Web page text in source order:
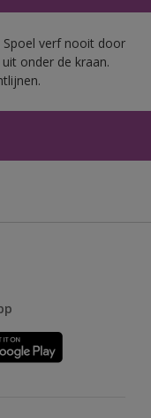
Spoel verf nooit door
onder de kraan.